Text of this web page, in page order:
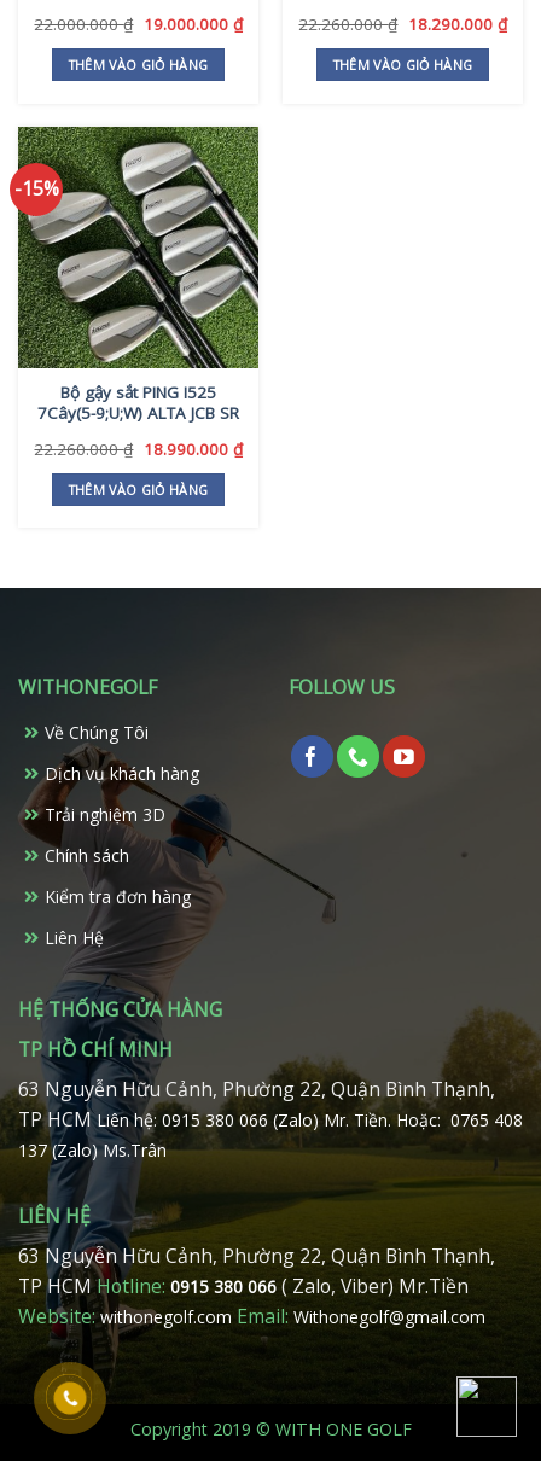
22.000.000₫ Giá
là:
22.000.000 ₫.
19.000.000 ₫Giá
THÊM VÀO GIỎ HÀNG
22.260.000₫ Giá
là:
22.260.000 ₫.
18.290.000 ₫Giá
THÊM VÀO GIỎ HÀNG
-15%
Bộ gậy sắt PING I525
7Cây(5-9;U;W) ALTA JCB SR
22.260.000₫ Giá
là:
22.260.000 ₫.
18.990.000 ₫Giá
THÊM VÀO GIỎ HÀNG
WITHONEGOLF
Về Chúng Tôi
Dịch vụ khách hàng
Trải nghiệm 3D
Chính sách
Kiểm tra đơn hàng
Liên Hệ
FOLLOW US
HỆ THỐNG CỬA HÀNG
TP HỒ CHÍ MINH
63 Nguyễn Hữu Cảnh, Phường 22, Quận Bình Thạnh,
TP HCMLiên hệ: 0915 380 066 (Zalo) Mr. Tiền. Hoặc: 0765 408
137 (Zalo) Ms.Trân
LIÊN HỆ
63 Nguyễn Hữu Cảnh, Phường 22, Quận Bình Thạnh,
TP HCMHotline: 0915 380 066 ( Zalo, Viber) Mr.Tiền
Website:withonegolf.com Email: Withonegolf@gmail.com
Copyright 2019 © WITH ONE GOLF